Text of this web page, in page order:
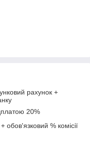
рахунок +
20%
% комісії